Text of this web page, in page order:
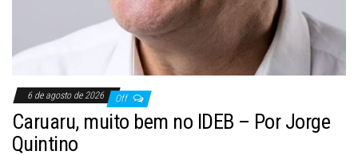
6 de agosto de 2026 Off
Caruaru, muito bem no IDEB – Por Jorge
Quintino